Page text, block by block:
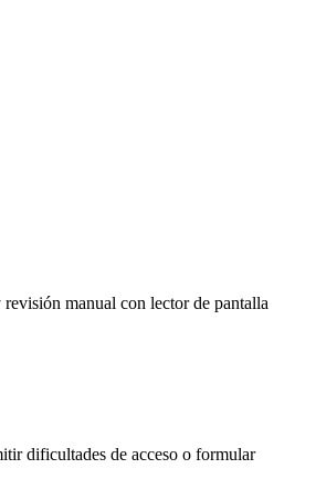
manual con lector de pantalla
dificultades de acceso o formular